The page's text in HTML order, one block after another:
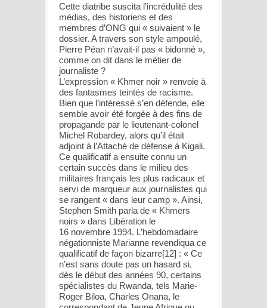
Cette diatribe suscita l’incrédulité des
médias, des historiens et des
membres d’ONG qui « suivaient » le
dossier. A travers son style ampoulé,
Pierre Péan n’avait-il pas « bidonné »,
comme on dit dans le métier de
journaliste ?
L’expression « Khmer noir » renvoie à
des fantasmes teintés de racisme.
Bien que l’intéressé s’en défende, elle
semble avoir été forgée à des fins de
propagande par le lieutenant-colonel
Michel Robardey, alors qu’il était
adjoint à l’Attaché de défense à Kigali.
Ce qualificatif a ensuite connu un
certain succès dans le milieu des
militaires français les plus radicaux et
servi de marqueur aux journalistes qui
se rangent « dans leur camp ». Ainsi,
Stephen Smith parla de « Khmers
noirs » dans Libération le
16 novembre 1994. L’hebdomadaire
négationniste Marianne revendiqua ce
qualificatif de façon bizarre[12] : « Ce
n’est sans doute pas un hasard si,
dès le début des années 90, certains
spécialistes du Rwanda, tels Marie-
Roger Biloa, Charles Onana, le